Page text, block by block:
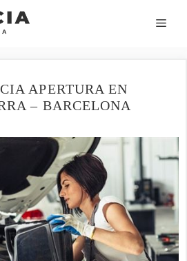
APERTURA EN
– BARCELONA